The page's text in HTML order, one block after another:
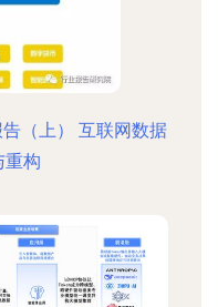
（上） 互联网数据
重构